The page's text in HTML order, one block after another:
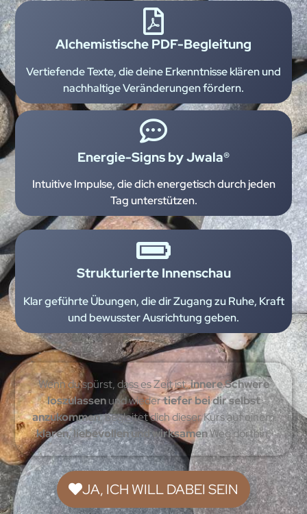
Alchemistische PDF-Begleitung
Vertiefende Texte, die deine Erkenntnisse klären und
nachhaltige Veränderungen fördern.
Energie-Signs by Jwala®
Intuitive Impulse, die dich energetisch durch jeden
Tag unterstützen.
Strukturierte Innenschau
Klar geführte Übungen, die dir Zugang zu Ruhe, Kraft
und bewusster Ausrichtung geben.
Wenn du spürst, dass es Zeit ist,innere Schwere
loszulassenund wiedertiefer bei dir selbst
anzukommen, begleitet dich dieser Kurs auf einem
klaren, liebevollen und wirksamenWeg dorthin.
JA, ICH WILL DABEI SEIN